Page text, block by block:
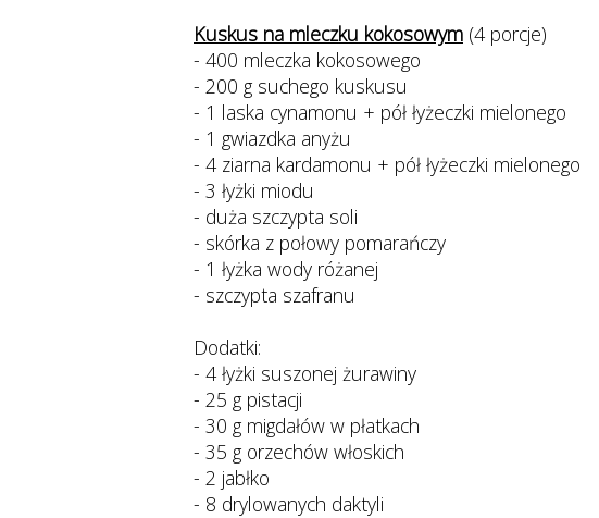
Kuskus na mleczku kokosowym (4 porcje)
- 400 mleczka kokosowego
- 200 g suchego kuskusu
- 1 laska cynamonu + pół łyżeczki mielonego
- 1 gwiazdka anyżu
- 4 ziarna kardamonu + pół łyżeczki mielonego
- 3 łyżki miodu
- duża szczypta soli
- skórka z połowy pomarańczy
- 1 łyżka wody różanej
- szczypta szafranu
Dodatki:
- 4 łyżki suszonej żurawiny
- 25 g pistacji
- 30 g migdałów w płatkach
- 35 g orzechów włoskich
- 2 jabłko
- 8 drylowanych daktyli